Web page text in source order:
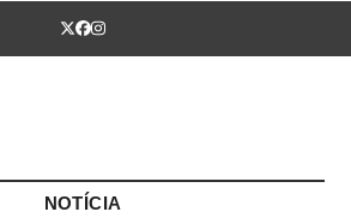
Twitter
Facebook
Instagram
NOTÍCIA